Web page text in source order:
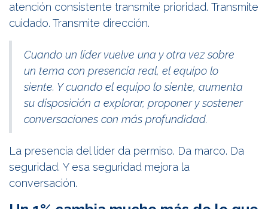
atención consistente transmite prioridad. Transmite
cuidado. Transmite dirección.
Cuando un líder vuelve una y otra vez sobre
un tema con presencia real, el equipo lo
siente. Y cuando el equipo lo siente, aumenta
su disposición a explorar, proponer y sostener
conversaciones con más profundidad.
La presencia del líder da permiso. Da marco. Da
seguridad. Y esa seguridad mejora la
conversación.